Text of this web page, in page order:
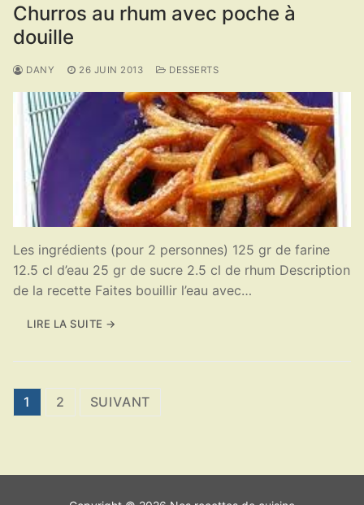
Churros au rhum avec poche à
douille
DANY 26 JUIN 2013 DESSERTS
Les ingrédients (pour 2 personnes) 125 gr de farine
12.5 cl d’eau 25 gr de sucre 2.5 cl de rhum Description
de la recette Faites bouillir l’eau avec…
LIRE LA SUITE →
Pagination
1 2 SUIVANT